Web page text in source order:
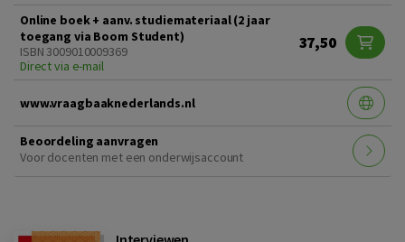
Online boek + aanv. studiemateriaal (2 jaar
toegang via Boom Student)
ISBN 3009010009369
Direct via e-mail
37,50
www.vraagbaaknederlands.nl
Beoordeling aanvragen
Voor docenten met een onderwijsaccount